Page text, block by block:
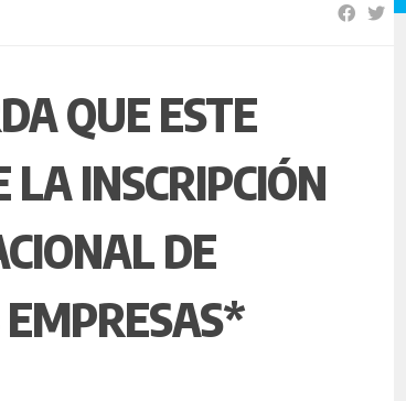
QUE ESTE
LA INSCRIPCIÓN
DE